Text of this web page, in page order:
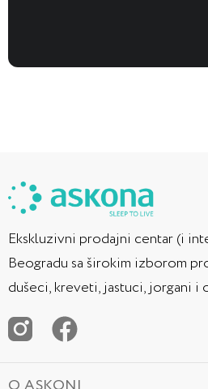
Ekskluzivni prodajni centar (i
Beogradu sa širokim izborom
dušeci, kreveti, jastuci, jorgani i